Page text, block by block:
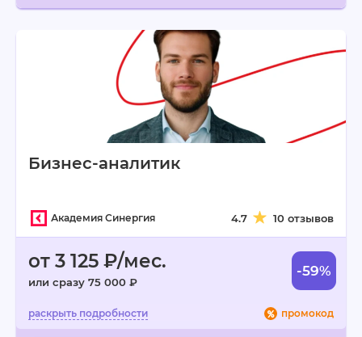
Бизнес-аналитик
Академия Синергия 4.7 10 отзывов
от 3 125 ₽/мес.
или сразу 75 000 ₽
-59%
промокод